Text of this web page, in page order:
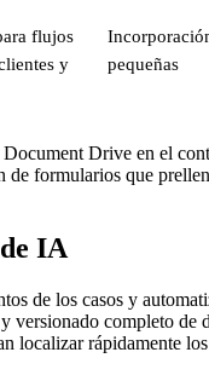
flujos
y
pequeñas
Drive en el
formularios que
IA
de los casos y
completo
rápidamente